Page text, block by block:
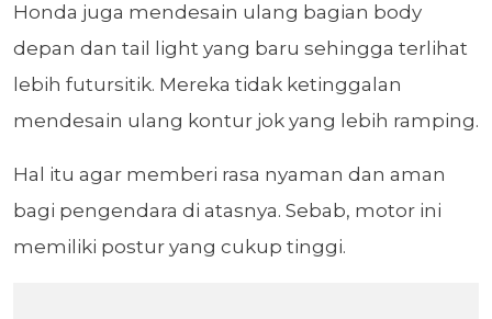
Honda juga mendesain ulang bagian body
depan dan tail light yang baru sehingga terlihat
lebih futursitik. Mereka tidak ketinggalan
mendesain ulang kontur jok yang lebih ramping.
Hal itu agar memberi rasa nyaman dan aman
bagi pengendara di atasnya. Sebab, motor ini
memiliki postur yang cukup tinggi.